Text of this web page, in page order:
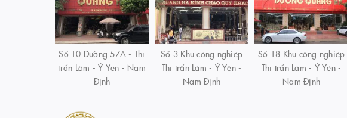
Số 10 Đường 57A - Thị
trấn Lâm - Ý Yên - Nam
Định
Số 3 Khu công nghiệp
Thị trấn Lâm - Ý Yên -
Nam Định
Số 18 Khu công nghiệp
Thị trấn Lâm - Ý Yên -
Nam Định